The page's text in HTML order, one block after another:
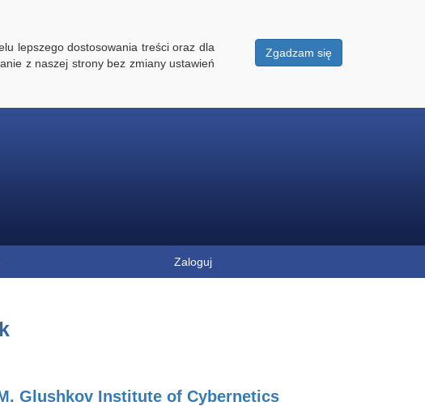
Zgadzam się
lepszego dostosowania treści oraz dla
z naszej strony bez zmiany ustawień
Zaloguj
Glushkov Institute of Cybernetics